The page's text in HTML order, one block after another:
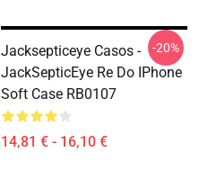
Jacksepticeye Casos -
JackSepticEye Re Do IPhone
Soft Case RB0107
14,81 € - 16,10 €
-20%